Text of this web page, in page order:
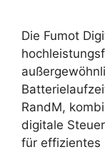
Die Fumot
RandM,
digitale
für effizientes